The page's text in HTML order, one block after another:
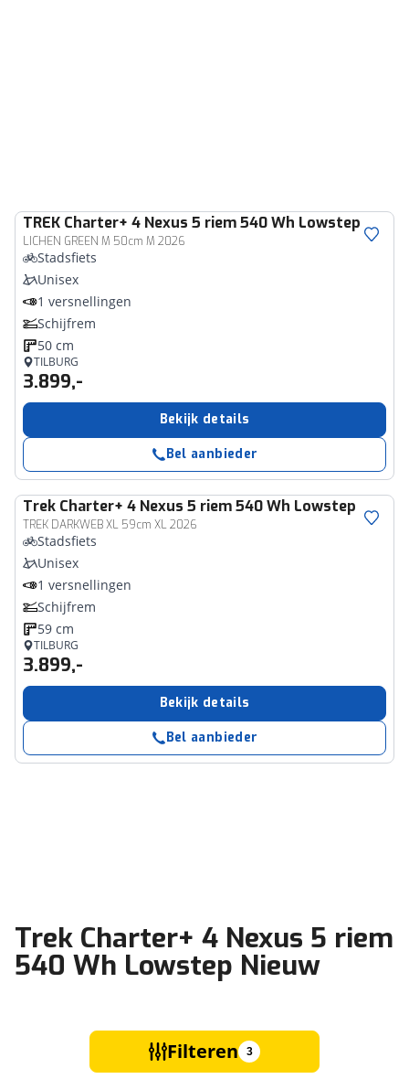
TREK Charter+ 4 Nexus 5 riem 540 Wh Lowstep
LICHEN GREEN M 50cm M 2026
Stadsfiets
Unisex
1 versnellingen
Schijfrem
50 cm
TILBURG
3.899,-
Bekijk details
Bel aanbieder
Trek Charter+ 4 Nexus 5 riem 540 Wh Lowstep
TREK DARKWEB XL 59cm XL 2026
Stadsfiets
Unisex
1 versnellingen
Schijfrem
59 cm
TILBURG
3.899,-
Bekijk details
Bel aanbieder
Trek Charter+ 4 Nexus 5 riem
540 Wh Lowstep Nieuw
Filteren 3